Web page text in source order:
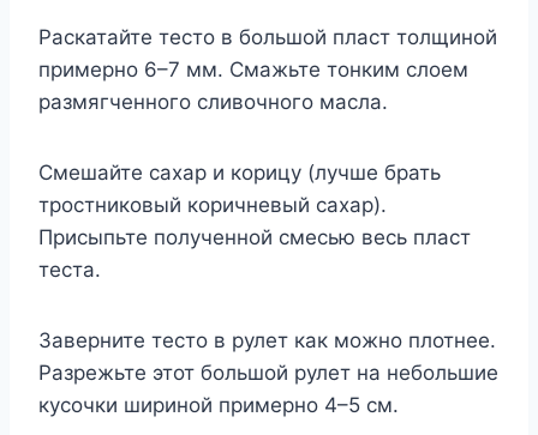
Раскатайте тесто в большой пласт толщиной
примерно 6–7 мм. Смажьте тонким слоем
размягченного сливочного масла.
Смешайте сахар и корицу (лучше брать
тростниковый коричневый сахар).
Присыпьте полученной смесью весь пласт
теста.
Заверните тесто в рулет как можно плотнее.
Разрежьте этот большой рулет на небольшие
кусочки шириной примерно 4–5 см.